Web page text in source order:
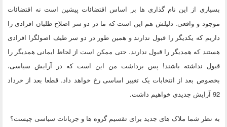
بسیاری از این نام گذاری ها بر اساس اقتضائات پیشین است نه اقتضائات
موجود و واقعی. دلیلش هم این است که ما در دو سر اصلاح طلبان افرادی را
داریم که یکدیگر را قبول ندارند و همین طور در دو سر طیف اصولگرا افرادی
هستند که همدیگر را قبول ندارند. حتی ممکن است از لحاظ ایمانی همدیگر را
قبول نداشته باشند! پس برداشت من این است که در آرایش سیاسی،
بخصوص بعد از انتخابات یک تغییر اساسی رخ خواهد داد. قطعا بعد از خرداد
92 آرایش جدیدی خواهیم داشت.
به نظر شما ملاک های جدید برای تقسیم گروه ها و جریانات سیاسی چیست؟